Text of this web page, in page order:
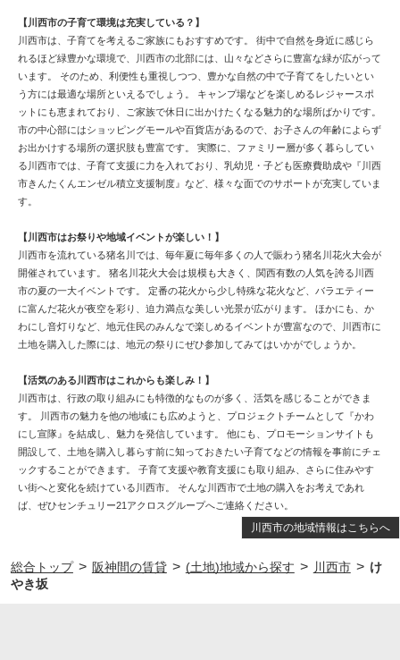
川西市の地域情報はこちらへ
【川西市の子育て環境は充実している？】
川西市は、子育てを考えるご家族にもおすすめです。 街中で自然を身近に感じら
れるほど緑豊かな環境で、川西市の北部には、山々などさらに豊富な緑が広がって
います。 そのため、利便性も重視しつつ、豊かな自然の中で子育てをしたいとい
う方には最適な場所といえるでしょう。 キャンプ場などを楽しめるレジャースポ
ットにも恵まれており、ご家族で休日に出かけたくなる魅力的な場所ばかりです。
市の中心部にはショッピングモールや百貨店があるので、お子さんの年齢によらず
お出かけする場所の選択肢も豊富です。 実際に、ファミリー層が多く暮らしてい
る川西市では、子育て支援に力を入れており、乳幼児・子ども医療費助成や『川西
市きんたくんエンゼル積立支援制度』など、様々な面でのサポートが充実していま
す。
【川西市はお祭りや地域イベントが楽しい！】
川西市を流れている猪名川では、毎年夏に毎年多くの人で賑わう猪名川花火大会が
開催されています。 猪名川花火大会は規模も大きく、関西有数の人気を誇る川西
市の夏の一大イベントです。 定番の花火から少し特殊な花火など、バラエティー
に富んだ花火が夜空を彩り、迫力満点な美しい光景が広がります。 ほかにも、か
わにし音灯りなど、地元住民のみんなで楽しめるイベントが豊富なので、川西市に
土地を購入した際には、地元の祭りにぜひ参加してみてはいかがでしょうか。
【活気のある川西市はこれからも楽しみ！】
川西市は、行政の取り組みにも特徴的なものが多く、活気を感じることができま
す。 川西市の魅力を他の地域にも広めようと、プロジェクトチームとして『かわ
にし宣隊』を結成し、魅力を発信しています。 他にも、プロモーションサイトも
開設して、土地を購入し暮らす前に知っておきたい子育てなどの情報を事前にチェ
ックすることができます。 子育て支援や教育支援にも取り組み、さらに住みやす
い街へと変化を続けている川西市。 そんな川西市で土地の購入をお考えであれ
ば、ぜひセンチュリー21アクロスグループへご連絡ください。
総合トップ > 阪神間の賃貸 > (土地)地域から探す > 川西市 > け
やき坂